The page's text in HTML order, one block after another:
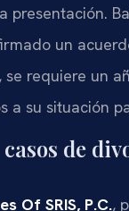
presentación.
un
se requiere un
a su situación
de
Of SRIS, P.C.,